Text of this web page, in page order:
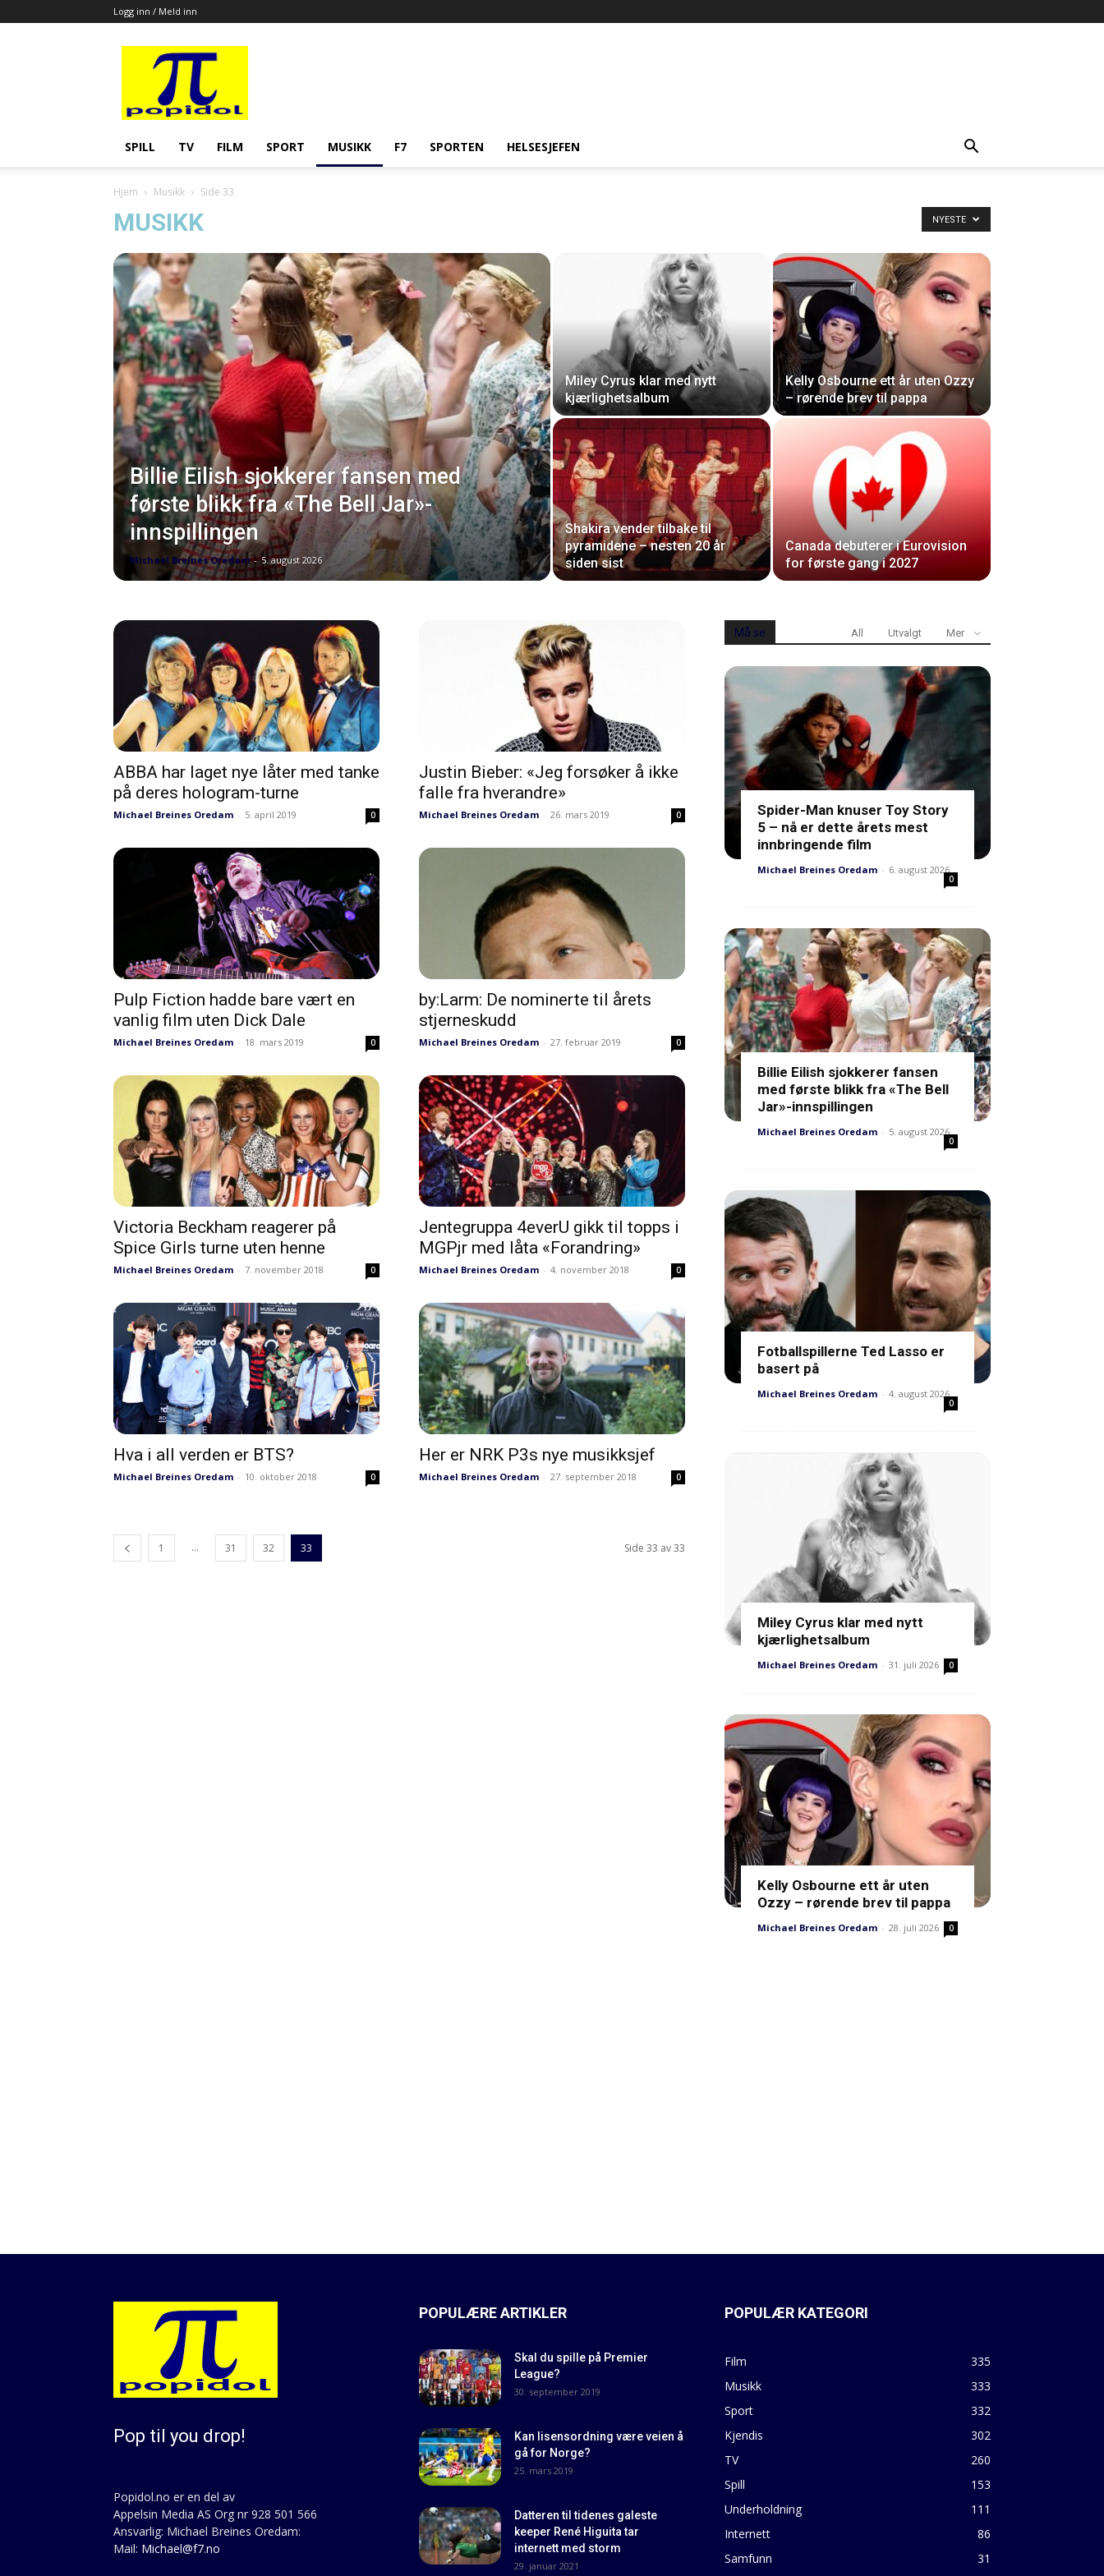
Logg inn / Meld inn
SPILL TV FILM SPORT MUSIKK F7 SPORTEN HELSESJEFEN
Hjem Musikk Side 33
MUSIKK NYESTE
Billie Eilish sjokkerer fansen med
første blikk fra «The Bell Jar»-
innspillingen
Michael Breines Oredam - 5. august 2026
Miley Cyrus klar med nytt
kjærlighetsalbum
Kelly Osbourne ett år uten Ozzy
– rørende brev til pappa
Shakira vender tilbake til
pyramidene – nesten 20 år
siden sist
Canada debuterer i Eurovision
for første gang i 2027
ABBA har laget nye låter med tanke
på deres hologram-turne
Michael Breines Oredam - 5. april 2019 0
Justin Bieber: «Jeg forsøker å ikke
falle fra hverandre»
Michael Breines Oredam - 26. mars 2019 0
Pulp Fiction hadde bare vært en
vanlig film uten Dick Dale
Michael Breines Oredam - 18. mars 2019 0
by:Larm: De nominerte til årets
stjerneskudd
Michael Breines Oredam - 27. februar 2019 0
Victoria Beckham reagerer på
Spice Girls turne uten henne
Michael Breines Oredam - 7. november 2018 0
Jentegruppa 4everU gikk til topps i
MGPjr med låta «Forandring»
Michael Breines Oredam - 4. november 2018 0
Hva i all verden er BTS?
Michael Breines Oredam - 10. oktober 2018 0
Her er NRK P3s nye musikksjef
Michael Breines Oredam - 27. september 2018 0
1 ... 31 32 33 Side 33 av 33
Må se All Utvalgt Mer
Spider-Man knuser Toy Story
5 – nå er dette årets mest
innbringende film
Michael Breines Oredam - 6. august 2026
0
Billie Eilish sjokkerer fansen
med første blikk fra «The Bell
Jar»-innspillingen
Michael Breines Oredam - 5. august 2026
0
Fotballspillerne Ted Lasso er
basert på
Michael Breines Oredam - 4. august 2026
0
Miley Cyrus klar med nytt
kjærlighetsalbum
Michael Breines Oredam - 31. juli 2026 0
Kelly Osbourne ett år uten
Ozzy – rørende brev til pappa
Michael Breines Oredam - 28. juli 2026 0
Pop til you drop!
Popidol.no er en del av
Appelsin Media AS Org nr 928 501 566
Ansvarlig: Michael Breines Oredam:
Mail: Michael@f7.no
POPULÆRE ARTIKLER
Skal du spille på Premier
League?
30. september 2019
Kan lisensordning være veien å
gå for Norge?
25. mars 2019
Datteren til tidenes galeste
keeper René Higuita tar
internett med storm
29. januar 2021
POPULÆR KATEGORI
Film
335
Musikk
333
Sport
332
Kjendis
302
TV
260
Spill
153
Underholdning
111
Internett
86
Samfunn
31